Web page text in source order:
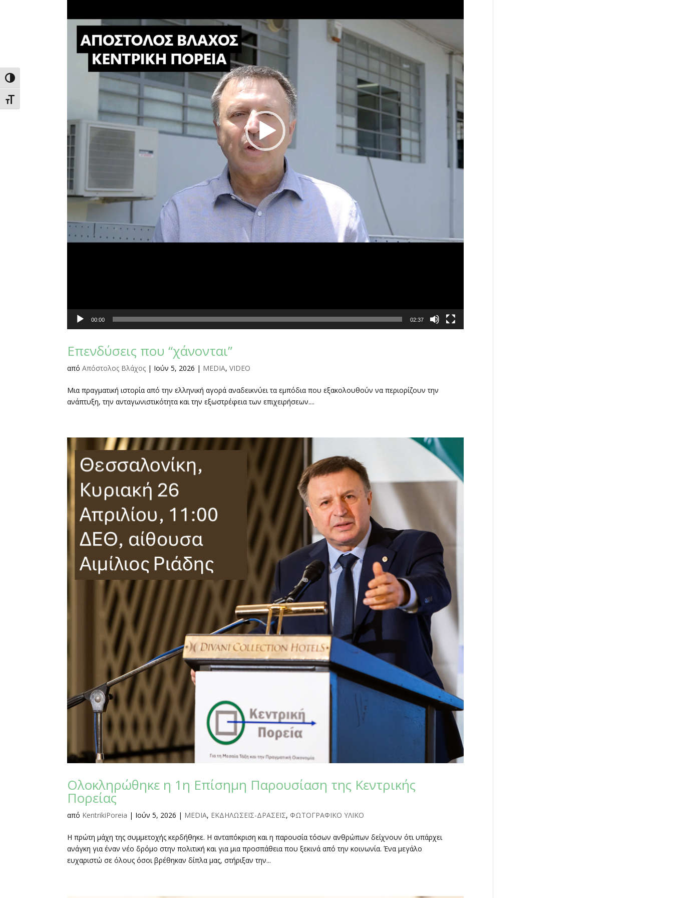
Εναλλαγή Υψηλής Αντίθεσης
Εναλλαγή Μεγέθους Γραμμάτων
00:00 02:37
Επενδύσεις που “χάνονται”
απόΑπόστολος Βλάχος | Ιούν 5, 2026 | MEDIA,VIDEO
Μια πραγματική ιστορία από την ελληνική αγορά αναδεικνύει τα εμπόδια που εξακολουθούν να περιορίζουν την
ανάπτυξη, την ανταγωνιστικότητα και την εξωστρέφεια των επιχειρήσεων....
Ολοκληρώθηκε η 1η Επίσημη Παρουσίαση της Κεντρικής
Πορείας
από KentrikiPoreia | Ιούν 5, 2026 | MEDIA, ΕΚΔΗΛΩΣΕΙΣ-ΔΡΑΣΕΙΣ, ΦΩΤΟΓΡΑΦΙΚΟ ΥΛΙΚΟ
Η πρώτη μάχη της συμμετοχής κερδήθηκε. Η ανταπόκριση και η παρουσία τόσων ανθρώπων δείχνουν ότι υπάρχει
ανάγκη για έναν νέο δρόμο στην πολιτική και για μια προσπάθεια που ξεκινά από την κοινωνία. Ένα μεγάλο
ευχαριστώ σε όλους όσοι βρέθηκαν δίπλα μας, στήριξαν την...